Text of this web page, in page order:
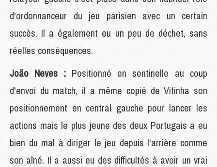
d'ordonnanceur du jeu parisien avec un certain
succès. Il a également eu un peu de déchet, sans
réelles conséquences.
João Neves : Positionné en sentinelle au coup
d'envoi du match, il a même copié de Vitinha son
positionnement en central gauche pour lancer les
actions mais le plus jeune des deux Portugais a eu
bien du mal à diriger le jeu depuis l'arrière comme
son aîné. Il a aussi eu des difficultés à avoir un vrai